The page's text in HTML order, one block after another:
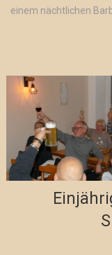
einem nächtlichen